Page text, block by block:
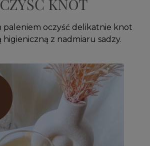
KNOT
paleniem oczyść delikatnie knot
z nadmiaru sadzy.